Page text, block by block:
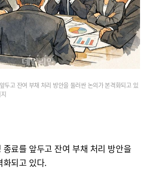
두고 잔여 부채 처리 방안을 둘러싼 논의가 본격화되고 있
종료를 앞두고 잔여 부채 처리 방안을
화되고 있다.